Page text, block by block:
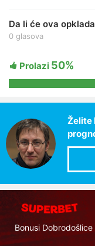
Da li će ova
0 glasova
Prolazi 50%
Želite
Bonusi Dobrodošlice